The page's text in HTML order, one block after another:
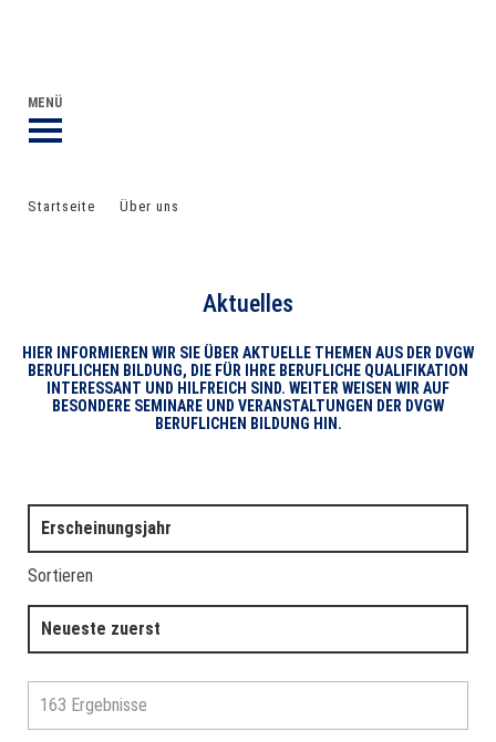
MENÜ
Startseite Über uns
Aktuelles
HIER INFORMIEREN WIR SIE ÜBER AKTUELLE THEMEN AUS DER DVGW
BERUFLICHEN BILDUNG, DIE FÜR IHRE BERUFLICHE QUALIFIKATION
INTERESSANT UND HILFREICH SIND. WEITER WEISEN WIR AUF
BESONDERE SEMINARE UND VERANSTALTUNGEN DER DVGW
BERUFLICHEN BILDUNG HIN.
Erscheinungsjahr
Sortieren
Neueste zuerst
163 Ergebnisse